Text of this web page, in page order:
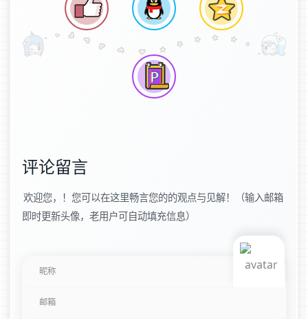
评论留言
欢迎您，！您可以在这里畅言您的的观点与见解！（输入邮箱
即时更新头像，老用户可自动填充信息）